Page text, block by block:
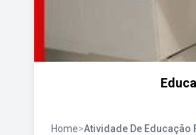
Home>Atividade De Educação